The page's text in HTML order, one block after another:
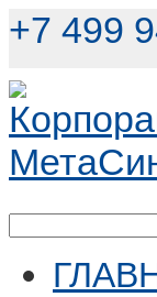
+7 499